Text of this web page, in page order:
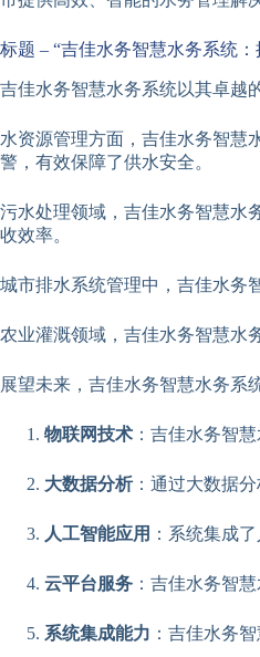
标题 – “吉佳水务智慧水务系统
吉佳水务智慧水务系统以其卓越
水资源管理方面，吉佳水务智慧
警，有效保障了供水安全。
污水处理领域，吉佳水务智慧水
收效率。
城市排水系统管理中，吉佳水务
农业灌溉领域，吉佳水务智慧水
展望未来，吉佳水务智慧水务系
物联网技术 ：吉佳水务智
大数据分析：通过大数据
人工智能应用 ：系统集成
云平台服务 ：吉佳水务智
系统集成能力 ：吉佳水务